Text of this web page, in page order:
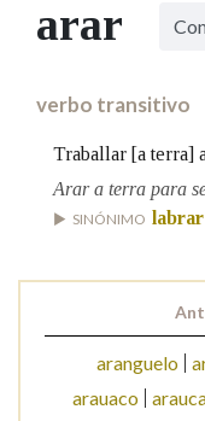
Facebook
TwitterYoutube
BUSCAR NOS
BUSCAR NO
arar
verbo transitivo
Traballar [a terra]
Arar a terra para
SINÓNIMO labrar
aranguelo
arauaco